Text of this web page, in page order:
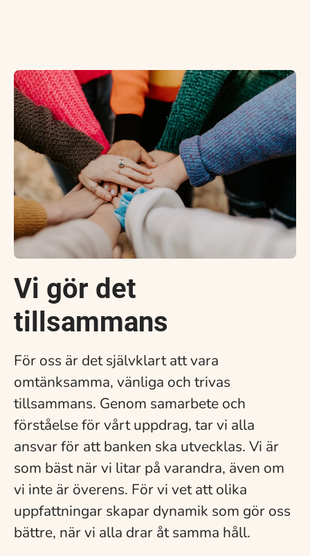
Vi gör det
tillsammans
För oss är det självklart att vara
omtänksamma, vänliga och trivas
tillsammans. Genom samarbete och
förståelse för vårt uppdrag, tar vi alla
ansvar för att banken ska utvecklas. Vi är
som bäst när vi litar på varandra, även om
vi inte är överens. För vi vet att olika
uppfattningar skapar dynamik som gör oss
bättre, när vi alla drar åt samma håll.